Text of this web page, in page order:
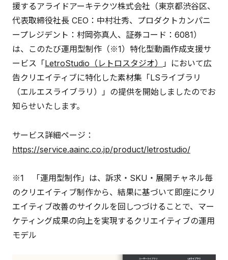
援するアライドアーキテクツ株式会社（東京都渋谷区、
代表取締役社長 CEO：中村壮秀、プロダクトカンパニ
ープレジデント：村岡弥真人、証券コード：6081）
は、このたび運用型制作（※1）特化型動画作成支援サ
ービス「LetroStudio（レトロスタジオ）
」において広
告クリエイティブに特化した素材集「LSライブラリ
（エルエスライブラリ）」の提供を開始しましたのでお
知らせいたします。
サービス詳細ページ：
https://service.aainc.co.jp/product/letrostudio/
※1 「運用型制作」は、訴求・SKU・展開チャネル毎
のクリエイティブ制作から、結果に基づいて即座にクリ
エイティブ改善のサイクルを回しつづけることで、マー
ケティング成果の向上を実現するクリエイティブの運用
モデル